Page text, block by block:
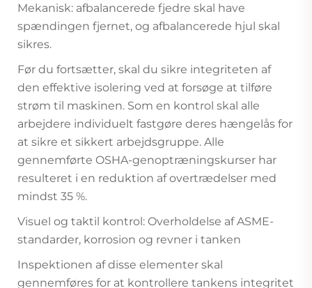
Mekanisk: afbalancerede fjedre skal have
spændingen fjernet, og afbalancerede hjul skal
sikres.
Før du fortsætter, skal du sikre integriteten af
den effektive isolering ved at forsøge at tilføre
strøm til maskinen. Som en kontrol skal alle
arbejdere individuelt fastgøre deres hængelås for
at sikre et sikkert arbejdsgruppe. Alle
gennemførte OSHA-genoptræningskurser har
resulteret i en reduktion af overtrædelser med
mindst 35 %.
Visuel og taktil kontrol: Overholdelse af ASME-
standarder, korrosion og revner i tanken
Inspektionen af disse elementer skal
gennemføres for at kontrollere tankens integritet